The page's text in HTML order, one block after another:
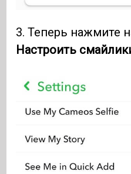
3. Теперь нажмите
Настроить